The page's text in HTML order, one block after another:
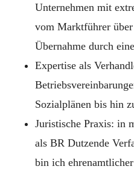
Unternehmen mit
vom Marktführer
Übernahme durch
Expertise als
Sozialplänen bis hin
Juristische Praxis: in
als BR Dutzende
bin ich